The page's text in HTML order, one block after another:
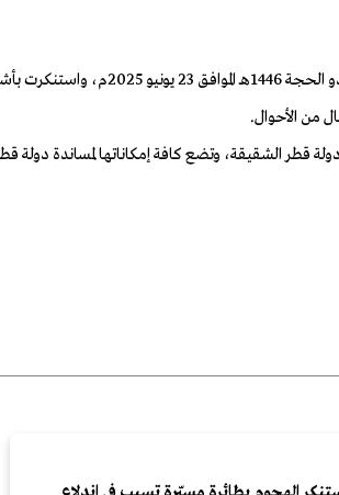
أدانت المملكة العربية
من الأحوال.
دولة قطر الشقيقة، وتضع كافة إمكاناتها لمساندة